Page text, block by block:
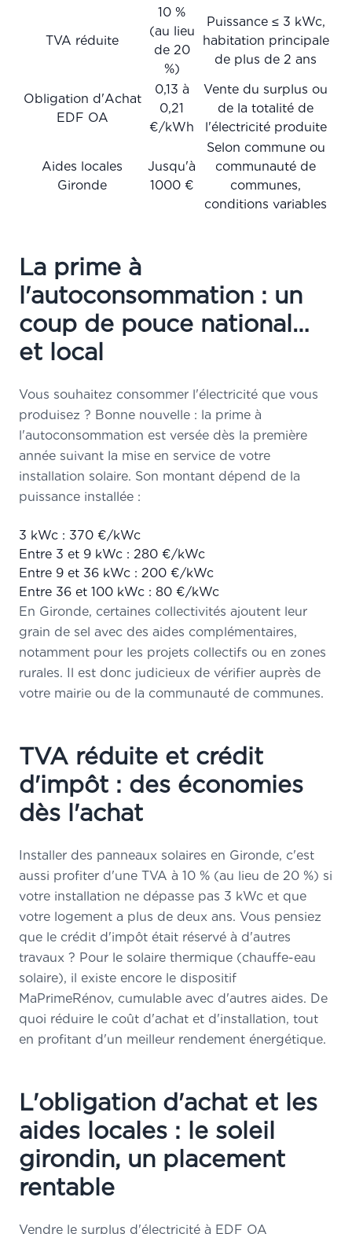
TVA réduite
10 %
(au lieu
de 20
%)
Puissance ≤ 3 kWc,
habitation principale
de plus de 2 ans
Obligation d'Achat
EDF OA
0,13 à
0,21
€/kWh
Vente du surplus ou
de la totalité de
l'électricité produite
Aides locales
Gironde
Jusqu'à
1000 €
Selon commune ou
communauté de
communes,
conditions variables
La prime à
l'autoconsommation : un
coup de pouce national…
et local
Vous souhaitez consommer l'électricité que vous
produisez ? Bonne nouvelle : la prime à
l'autoconsommation est versée dès la première
année suivant la mise en service de votre
installation solaire. Son montant dépend de la
puissance installée :
3 kWc : 370 €/kWc
Entre 3 et 9 kWc : 280 €/kWc
Entre 9 et 36 kWc : 200 €/kWc
Entre 36 et 100 kWc : 80 €/kWc
En Gironde, certaines collectivités ajoutent leur
grain de sel avec des aides complémentaires,
notamment pour les projets collectifs ou en zones
rurales. Il est donc judicieux de vérifier auprès de
votre mairie ou de la communauté de communes.
TVA réduite et crédit
d'impôt : des économies
dès l'achat
Installer des panneaux solaires en Gironde, c'est
aussi profiter d'une TVA à 10 % (au lieu de 20 %) si
votre installation ne dépasse pas 3 kWc et que
votre logement a plus de deux ans. Vous pensiez
que le crédit d'impôt était réservé à d'autres
travaux ? Pour le solaire thermique (chauffe-eau
solaire), il existe encore le dispositif
MaPrimeRénov, cumulable avec d'autres aides. De
quoi réduire le coût d'achat et d'installation, tout
en profitant d'un meilleur rendement énergétique.
L'obligation d'achat et les
aides locales : le soleil
girondin, un placement
rentable
Vendre le surplus d'électricité à EDF OA